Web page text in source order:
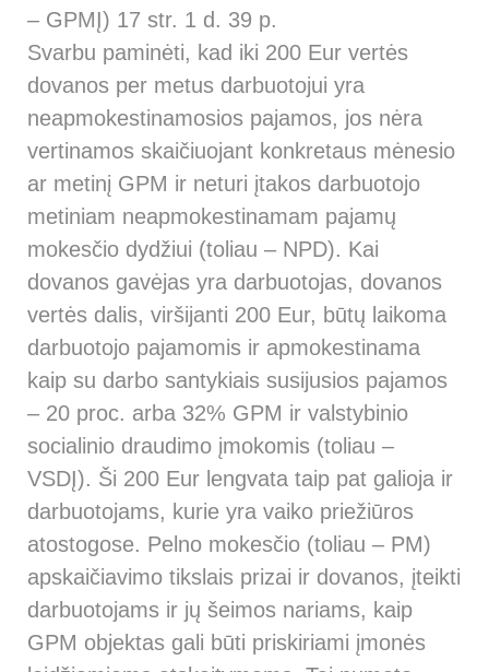
– GPMĮ) 17 str. 1 d. 39 p.
Svarbu paminėti, kad iki 200 Eur vertės
dovanos per metus darbuotojui yra
neapmokestinamosios pajamos, jos nėra
vertinamos skaičiuojant konkretaus mėnesio
ar metinį GPM ir neturi įtakos darbuotojo
metiniam neapmokestinamam pajamų
mokesčio dydžiui (toliau – NPD). Kai
dovanos gavėjas yra darbuotojas, dovanos
vertės dalis, viršijanti 200 Eur, būtų laikoma
darbuotojo pajamomis ir apmokestinama
kaip su darbo santykiais susijusios pajamos
– 20 proc. arba 32% GPM ir valstybinio
socialinio draudimo įmokomis (toliau –
VSDĮ). Ši 200 Eur lengvata taip pat galioja ir
darbuotojams, kurie yra vaiko priežiūros
atostogose. Pelno mokesčio (toliau – PM)
apskaičiavimo tikslais prizai ir dovanos, įteikti
darbuotojams ir jų šeimos nariams, kaip
GPM objektas gali būti priskiriami įmonės